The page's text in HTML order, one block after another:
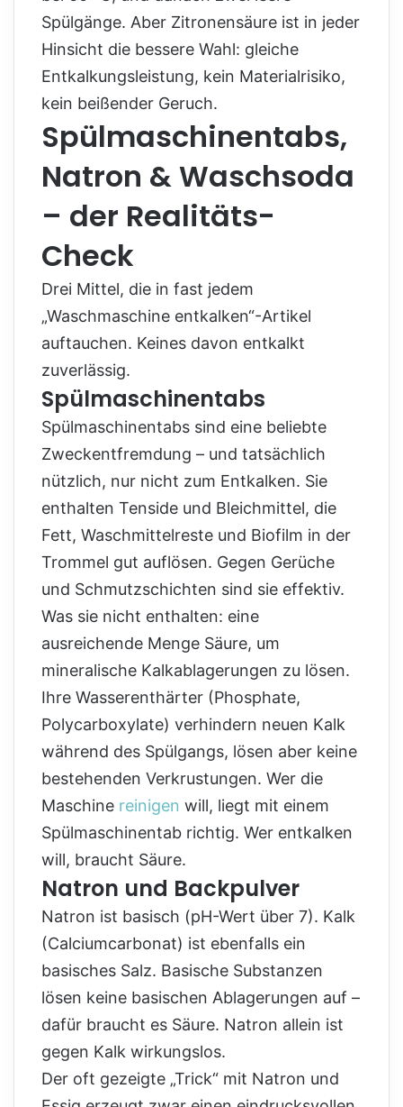
Spülgänge. Aber Zitronensäure ist in jeder
Hinsicht die bessere Wahl: gleiche
Entkalkungsleistung, kein Materialrisiko,
kein beißender Geruch.
Spülmaschinentabs,
Natron & Waschsoda
– der Realitäts-
Check
Drei Mittel, die in fast jedem
„Waschmaschine entkalken“-Artikel
auftauchen. Keines davon entkalkt
zuverlässig.
Spülmaschinentabs
Spülmaschinentabs sind eine beliebte
Zweckentfremdung – und tatsächlich
nützlich, nur nicht zum Entkalken. Sie
enthalten Tenside und Bleichmittel, die
Fett, Waschmittelreste und Biofilm in der
Trommel gut auflösen. Gegen Gerüche
und Schmutzschichten sind sie effektiv.
Was sie nicht enthalten: eine
ausreichende Menge Säure, um
mineralische Kalkablagerungen zu lösen.
Ihre Wasserenthärter (Phosphate,
Polycarboxylate) verhindern neuen Kalk
während des Spülgangs, lösen aber keine
bestehenden Verkrustungen. Wer die
Maschine reinigen will, liegt mit einem
Spülmaschinentab richtig. Wer entkalken
will, braucht Säure.
Natron und Backpulver
Natron ist basisch (pH-Wert über 7). Kalk
(Calciumcarbonat) ist ebenfalls ein
basisches Salz. Basische Substanzen
lösen keine basischen Ablagerungen auf –
dafür braucht es Säure. Natron allein ist
gegen Kalk wirkungslos.
Der oft gezeigte „Trick“ mit Natron und